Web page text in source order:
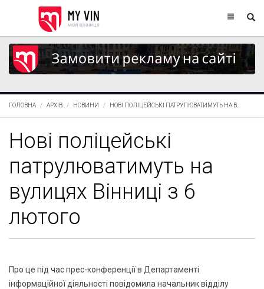
ГОЛОВНА АРХІВ НОВИНИ НОВІ ПОЛІЦЕЙСЬКІ ПАТРУЛЮВАТИМУТЬ НА В...
Нові поліцейські
патрулюватимуть на
вулицях Вінниці з 6
лютого
Про це під час прес-конференції в Департаменті
інформаційної діяльності повідомила начальник відділу